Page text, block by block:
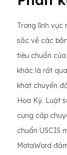
Trong lĩnh vực
sắc về các
tiêu chuẩn
khác là rất
khát chuyển
Hoa Kỳ. Luật
cung cấp
chuẩn USCIS
MotaWord